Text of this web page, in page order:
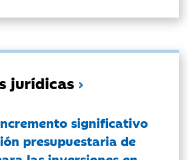
jurídicas
significativo
presupuestaria de